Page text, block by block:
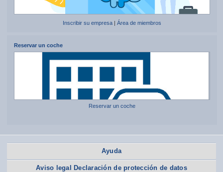
Inscribir su empresa| Área de miembros
Reservar un coche
Reservar un coche
Ayuda
Aviso legal Declaración de protección de datos